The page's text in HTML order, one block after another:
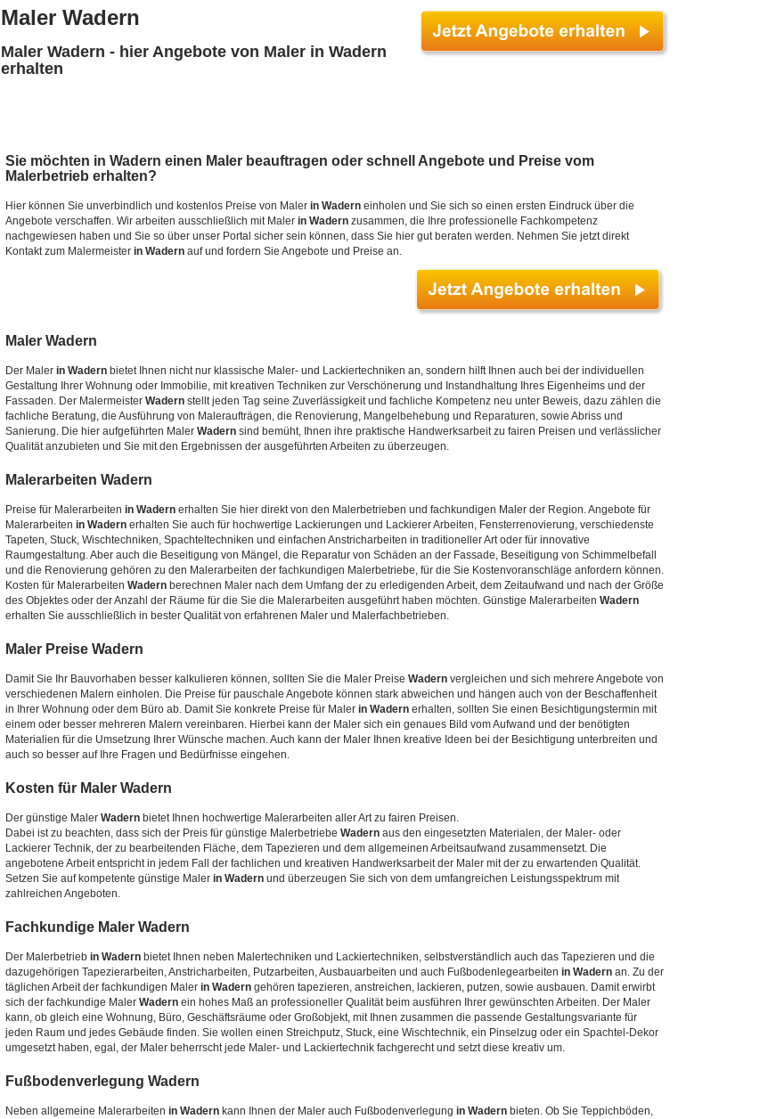
Maler Wadern
Maler Wadern - hier Angebote von Maler in Wadern
erhalten
Sie möchten in Wadern einen Maler beauftragen oder schnell Angebote und Preise vom
Malerbetrieb erhalten?
Hier können Sie unverbindlich und kostenlos Preise von Maler in Wadern einholen und Sie sich so einen ersten Eindruck über die
Angebote verschaffen. Wir arbeiten ausschließlich mit Maler in Wadern zusammen, die Ihre professionelle Fachkompetenz
nachgewiesen haben und Sie so über unser Portal sicher sein können, dass Sie hier gut beraten werden. Nehmen Sie jetzt direkt
Kontakt zum Malermeister in Wadern auf und fordern Sie Angebote und Preise an.
Maler Wadern
Der Maler in Wadern bietet Ihnen nicht nur klassische Maler- und Lackiertechniken an, sondern hilft Ihnen auch bei der individuellen
Gestaltung Ihrer Wohnung oder Immobilie, mit kreativen Techniken zur Verschönerung und Instandhaltung Ihres Eigenheims und der
Fassaden. Der Malermeister Wadern stellt jeden Tag seine Zuverlässigkeit und fachliche Kompetenz neu unter Beweis, dazu zählen die
fachliche Beratung, die Ausführung von Maleraufträgen, die Renovierung, Mangelbehebung und Reparaturen, sowie Abriss und
Sanierung. Die hier aufgeführten Maler Wadern sind bemüht, Ihnen ihre praktische Handwerksarbeit zu fairen Preisen und verlässlicher
Qualität anzubieten und Sie mit den Ergebnissen der ausgeführten Arbeiten zu überzeugen.
Malerarbeiten Wadern
Preise für Malerarbeiten in Wadern erhalten Sie hier direkt von den Malerbetrieben und fachkundigen Maler der Region. Angebote für
Malerarbeiten in Wadern erhalten Sie auch für hochwertige Lackierungen und Lackierer Arbeiten, Fensterrenovierung, verschiedenste
Tapeten, Stuck, Wischtechniken, Spachteltechniken und einfachen Anstricharbeiten in traditioneller Art oder für innovative
Raumgestaltung. Aber auch die Beseitigung von Mängel, die Reparatur von Schäden an der Fassade, Beseitigung von Schimmelbefall
und die Renovierung gehören zu den Malerarbeiten der fachkundigen Malerbetriebe, für die Sie Kostenvoranschläge anfordern können.
Kosten für Malerarbeiten Wadern berechnen Maler nach dem Umfang der zu erledigenden Arbeit, dem Zeitaufwand und nach der Größe
des Objektes oder der Anzahl der Räume für die Sie die Malerarbeiten ausgeführt haben möchten. Günstige Malerarbeiten Wadern
erhalten Sie ausschließlich in bester Qualität von erfahrenen Maler und Malerfachbetrieben.
Maler Preise Wadern
Damit Sie Ihr Bauvorhaben besser kalkulieren können, sollten Sie die Maler Preise Wadern vergleichen und sich mehrere Angebote von
verschiedenen Malern einholen. Die Preise für pauschale Angebote können stark abweichen und hängen auch von der Beschaffenheit
in Ihrer Wohnung oder dem Büro ab. Damit Sie konkrete Preise für Maler in Wadern erhalten, sollten Sie einen Besichtigungstermin mit
einem oder besser mehreren Malern vereinbaren. Hierbei kann der Maler sich ein genaues Bild vom Aufwand und der benötigten
Materialien für die Umsetzung Ihrer Wünsche machen. Auch kann der Maler Ihnen kreative Ideen bei der Besichtigung unterbreiten und
auch so besser auf Ihre Fragen und Bedürfnisse eingehen.
Kosten für Maler Wadern
Der günstige Maler Wadern bietet Ihnen hochwertige Malerarbeiten aller Art zu fairen Preisen.
Dabei ist zu beachten, dass sich der Preis für günstige Malerbetriebe Wadern aus den eingesetzten Materialen, der Maler- oder
Lackierer Technik, der zu bearbeitenden Fläche, dem Tapezieren und dem allgemeinen Arbeitsaufwand zusammensetzt. Die
angebotene Arbeit entspricht in jedem Fall der fachlichen und kreativen Handwerksarbeit der Maler mit der zu erwartenden Qualität.
Setzen Sie auf kompetente günstige Maler in Wadern und überzeugen Sie sich von dem umfangreichen Leistungsspektrum mit
zahlreichen Angeboten.
Fachkundige Maler Wadern
Der Malerbetrieb in Wadern bietet Ihnen neben Malertechniken und Lackiertechniken, selbstverständlich auch das Tapezieren und die
dazugehörigen Tapezierarbeiten, Anstricharbeiten, Putzarbeiten, Ausbauarbeiten und auch Fußbodenlegearbeiten in Wadern an. Zu der
täglichen Arbeit der fachkundigen Maler in Wadern gehören tapezieren, anstreichen, lackieren, putzen, sowie ausbauen. Damit erwirbt
sich der fachkundige Maler Wadern ein hohes Maß an professioneller Qualität beim ausführen Ihrer gewünschten Arbeiten. Der Maler
kann, ob gleich eine Wohnung, Büro, Geschäftsräume oder Großobjekt, mit Ihnen zusammen die passende Gestaltungsvariante für
jeden Raum und jedes Gebäude finden. Sie wollen einen Streichputz, Stuck, eine Wischtechnik, ein Pinselzug oder ein Spachtel-Dekor
umgesetzt haben, egal, der Maler beherrscht jede Maler- und Lackiertechnik fachgerecht und setzt diese kreativ um.
Fußbodenverlegung Wadern
Neben allgemeine Malerarbeiten in Wadern kann Ihnen der Maler auch Fußbodenverlegung in Wadern bieten. Ob Sie Teppichböden,